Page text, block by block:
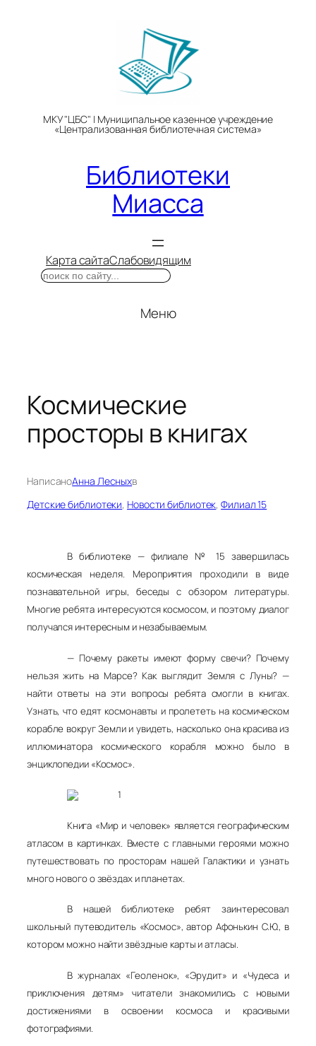
МКУ "ЦБС" | Муниципальное казенное учреждение
«Централизованная библиотечная система»
Библиотеки
Миасса
Карта сайтаСлабовидящим
Поиск
Меню
Космические
просторы в книгах
НаписаноАнна Лесныхв
Детские библиотеки, Новости библиотек, Филиал 15
В библиотеке — филиале № 15 завершилась
космическая неделя. Мероприятия проходили в виде
познавательной игры, беседы с обзором литературы.
Многие ребята интересуются космосом, и поэтому диалог
получался интересным и незабываемым.
— Почему ракеты имеют форму свечи? Почему
нельзя жить на Марсе? Как выглядит Земля с Луны? —
найти ответы на эти вопросы ребята смогли в книгах.
Узнать, что едят космонавты и пролететь на космическом
корабле вокруг Земли и увидеть, насколько она красива из
иллюминатора космического корабля можно было в
энциклопедии «Космос».
Книга «Мир и человек» является географическим
атласом в картинках. Вместе с главными героями можно
путешествовать по просторам нашей Галактики и узнать
много нового о звёздах и планетах.
В нашей библиотеке ребят заинтересовал
школьный путеводитель «Космос», автор Афонькин С.Ю., в
котором можно найти звёздные карты и атласы.
В журналах «Геоленок», «Эрудит» и «Чудеса и
приключения детям» читатели знакомились с новыми
достижениями в освоении космоса и красивыми
фотографиями.